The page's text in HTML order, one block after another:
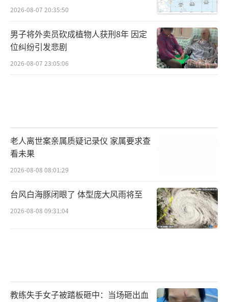
2026-08-07 20:35:50
男子将外卖员砍成植物人获刑8年 因定
位纠纷引发悲剧
2026-08-07 23:05:06
老人离世案亲属质疑记录仪 家属要求查
看未果
2026-08-08 08:01:29
台风白海豚闭眼了 体型庞大风雨将至
2026-08-08 09:31:04
教练失手女子被踏板砸中：当场砸出血